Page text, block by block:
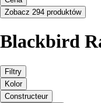
Zobacz 294 produktów
Blackbird
Filtry
Kolor
Constructeur